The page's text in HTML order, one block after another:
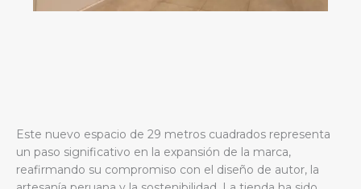
Este nuevo espacio de 29 metros cuadrados representa
un paso significativo en la expansión de la marca,
reafirmando su compromiso con el diseño de autor, la